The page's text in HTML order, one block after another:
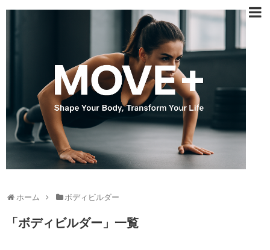
ホーム ボディビルダー
「 ボディビルダー 」 一覧